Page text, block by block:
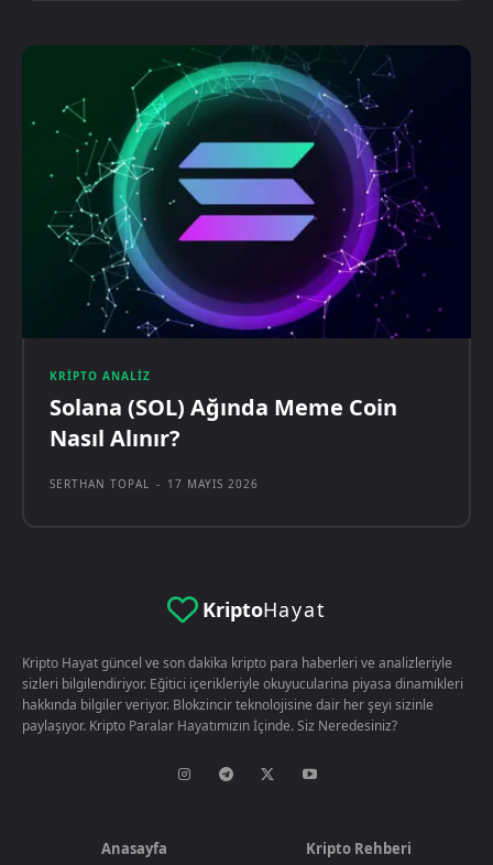
KRIPTO ANALIZ
Solana (SOL) Ağında Meme Coin
Nasıl Alınır?
SERTHAN TOPAL - 17 MAYIS 2026
KriptoHayat
Kripto Hayat güncel ve son dakika kripto para haberleri ve analizleriyle
sizleri bilgilendiriyor. Eğitici içerikleriyle okuyucularina piyasa dinamikleri
hakkında bilgiler veriyor. Blokzincir teknolojisine dair her şeyi sizinle
paylaşıyor. Kripto Paralar Hayatımızın İçinde. Siz Neredesiniz?
Anasayfa
Kripto Rehberi